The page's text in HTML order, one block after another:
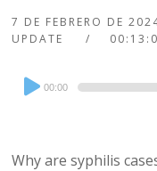
7 DE FEBRERO DE
UPDATE
Audio
Player
00:00
Why are syphilis